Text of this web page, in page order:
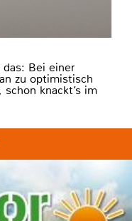
Bei einer
zu optimistisch
knackt’s im